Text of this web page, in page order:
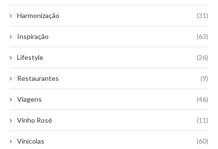
Harmonização (31)
Inspiração (63)
Lifestyle (26)
Restaurantes (9)
Viagens (46)
Vinho Rosé (11)
Vinícolas (60)